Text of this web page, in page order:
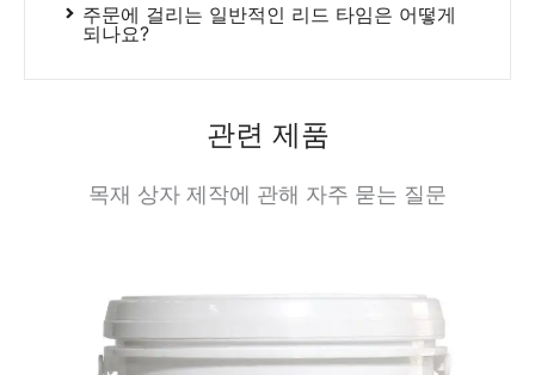
주문에 걸리는 일반적인 리드 타임은 어떻게
되나요?
관련 제품
목재 상자 제작에 관해 자주 묻는 질문